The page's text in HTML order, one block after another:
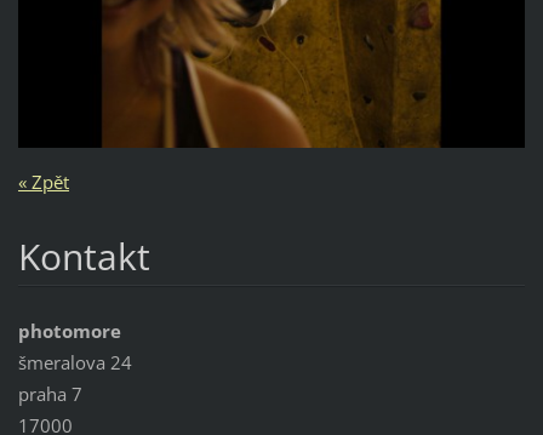
« Zpět
Kontakt
photomore
šmeralova 24
praha 7
17000